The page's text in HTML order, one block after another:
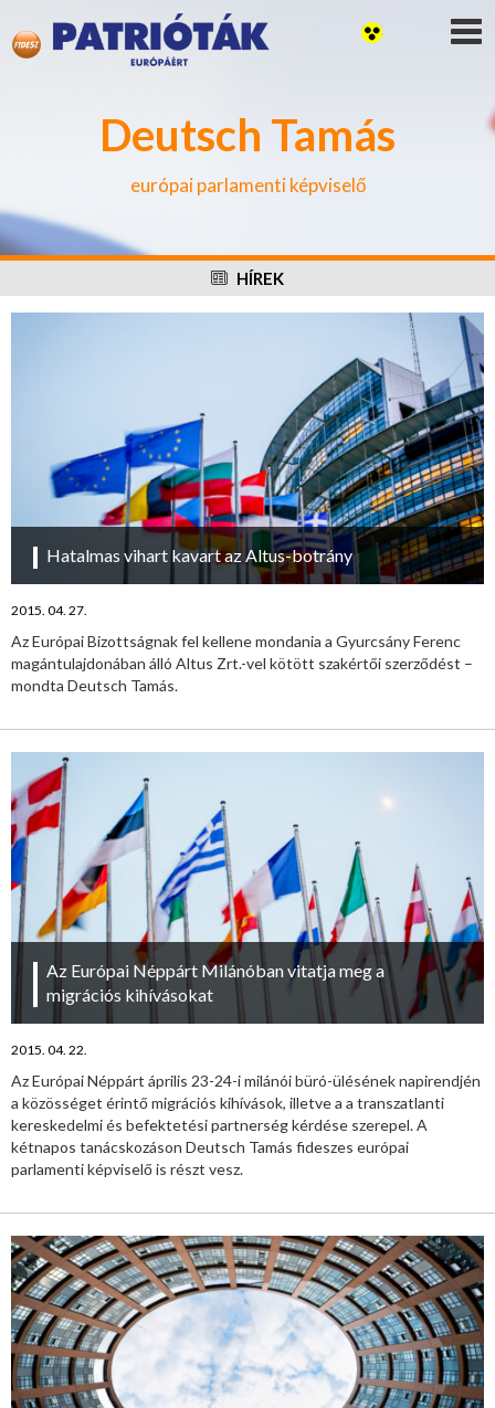
Deutsch Tamás
európai parlamenti képviselő
HÍREK
Hatalmas vihart kavart az Altus-botrány
2015. 04. 27.
Az Európai Bizottságnak fel kellene mondania a Gyurcsány Ferenc
magántulajdonában álló Altus Zrt.-vel kötött szakértői szerződést –
mondta Deutsch Tamás.
Az Európai Néppárt Milánóban vitatja meg a
migrációs kihívásokat
2015. 04. 22.
Az Európai Néppárt április 23-24-i milánói büró-ülésének napirendjén
a közösséget érintő migrációs kihívások, illetve a a transzatlanti
kereskedelmi és befektetési partnerség kérdése szerepel. A
kétnapos tanácskozáson Deutsch Tamás fideszes európai
parlamenti képviselő is részt vesz.